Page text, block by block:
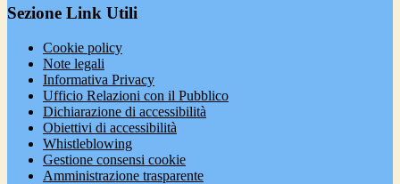
Sezione Link Utili
Cookie policy
Note legali
Informativa Privacy
Ufficio Relazioni con il Pubblico
Dichiarazione di accessibilità
Obiettivi di accessibilità
Whistleblowing
Gestione consensi cookie
Amministrazione trasparente